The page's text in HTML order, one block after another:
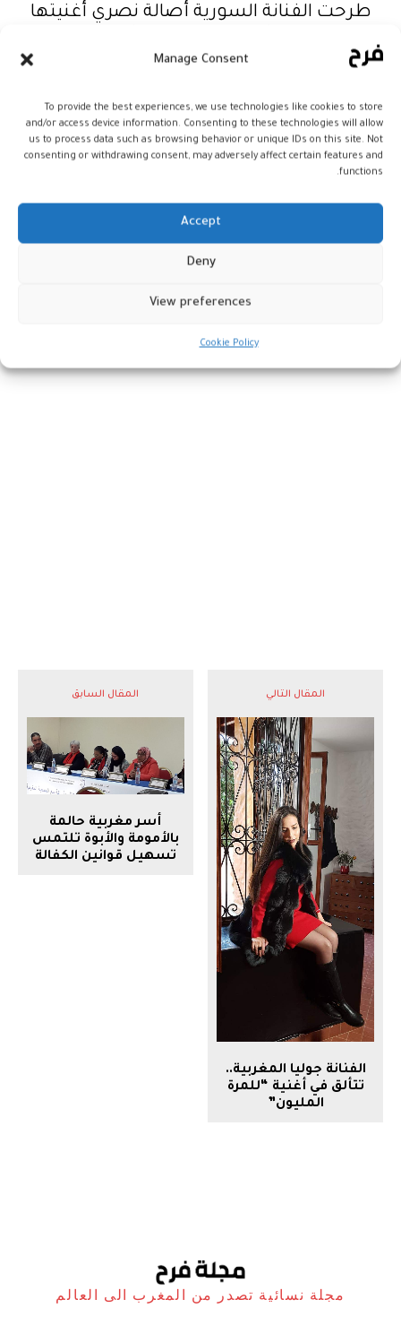
Manage Consent
To provide the best experiences, we use technologies like cookies to store
and/or access device information. Consenting to these technologies will allow
us to process data such as browsing behavior or unique IDs on this site. Not
consenting or withdrawing consent, may adversely affect certain features and
functions.
Accept
Deny
View preferences
Cookie Policy
طرحت الفنانة السورية أصالة نصري أغنيتها
الذي سيصدر خلال ساعات كاملاً عبر تطبيق
الإلكترونية المختلفة. علماً بأنه يأتي بعد تأجيلٍ
استمر عدة أسابيع منذ موعده السابق في
شهر فبراير الماضي.
يشار إلى أن أغنية “بنت أكابر” من كلمات ابو
نعمه، ألحان محمود الخيامي، فيما قام بتوزيعها
علي فتح الله.
المقال السابق
أسر مغربية حالمة
بالأمومة والأبوة تلتمس
تسهيل قوانين الكفالة
المقال التالي
الفنانة جوليا المغربية..
تتألق في أغنية “للمرة
المليون”
مجلة نسائية تصدر من المغرب الى العالم